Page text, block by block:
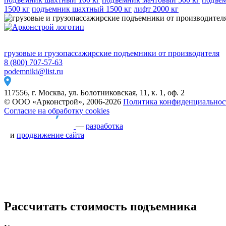
1500 кг подъемник шахтный 1500 кг лифт 2000 кг
грузовые и грузопассажирские подъемники от производителя
8 (800) 707-57-63
podemniki@list.ru
117556, г. Москва, ул. Болотниковская, 11, к. 1, оф. 2
© ООО «Арконстрой», 2006-2026 Политика
Согласие на обработку cookies
— разработка
и продвижение сайта
Рассчитать стоимость подъемника